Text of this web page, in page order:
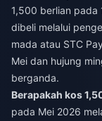
1,500 berlian pada
dibeli melalui
mada atau STC
Mei dan hujung
berganda.
Berapakah kos
pada Mei 2026